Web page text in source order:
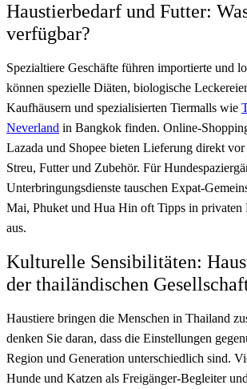
Haustierbedarf und Futter:
verfügbar?
Spezialtiere Geschäfte führen importierte und
können spezielle Diäten, biologische
Kaufhäusern und spezialisierten Tiermalls wie
Neverland in Bangkok finden. Online-
Lazada und Shopee bieten Lieferung direkt
Streu, Futter und Zubehör. Für
Unterbringungsdienste tauschen Expat-
Mai, Phuket und Hua Hin oft Tipps in privaten
aus.
Kulturelle Sensibilitäten:
der thailändischen
Haustiere bringen die Menschen in Thailand
denken Sie daran, dass die Einstellungen
Region und Generation unterschiedlich sind.
Hunde und Katzen als Freigänger-Begleiter